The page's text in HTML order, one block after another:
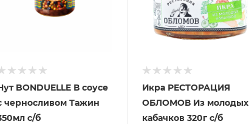
BONDUELLE В соусе
черносливом Тажин
с/б
Икра РЕСТОРАЦИЯ
ОБЛОМОВ Из молодых
кабачков 320г с/б